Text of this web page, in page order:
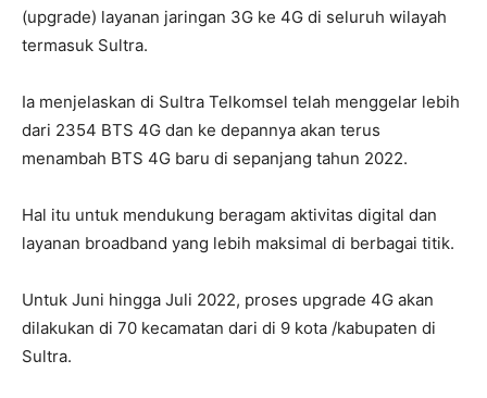
(upgrade) layanan jaringan 3G ke 4G di seluruh wilayah
termasuk Sultra.
Ia menjelaskan di Sultra Telkomsel telah menggelar lebih
dari 2354 BTS 4G dan ke depannya akan terus
menambah BTS 4G baru di sepanjang tahun 2022.
Hal itu untuk mendukung beragam aktivitas digital dan
layanan broadband yang lebih maksimal di berbagai titik.
Untuk Juni hingga Juli 2022, proses upgrade 4G akan
dilakukan di 70 kecamatan dari di 9 kota /kabupaten di
Sultra.